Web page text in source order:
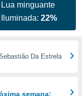
Lua minguante
Iluminada:22%
Da Estrela
semana: